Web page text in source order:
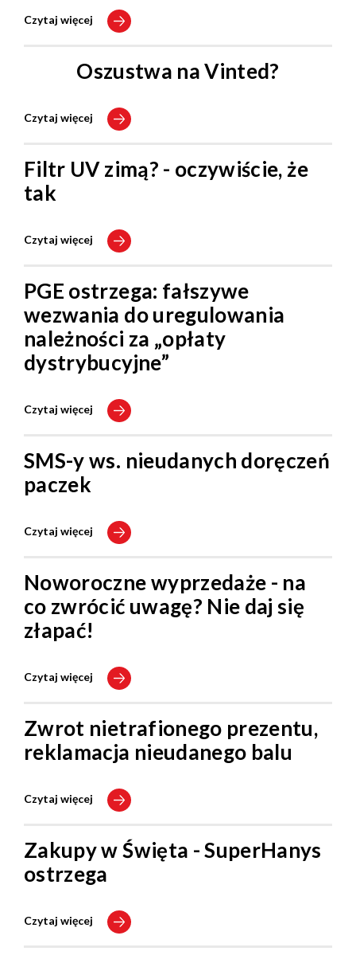
Czytaj więcej
Oszustwa na Vinted?
Czytaj więcej
Filtr UV zimą? - oczywiście, że
tak
Czytaj więcej
PGE ostrzega: fałszywe
wezwania do uregulowania
należności za „opłaty
dystrybucyjne”
Czytaj więcej
SMS-y ws. nieudanych doręczeń
paczek
Czytaj więcej
Noworoczne wyprzedaże - na
co zwrócić uwagę? Nie daj się
złapać!
Czytaj więcej
Zwrot nietrafionego prezentu,
reklamacja nieudanego balu
Czytaj więcej
Zakupy w Święta - SuperHanys
ostrzega
Czytaj więcej